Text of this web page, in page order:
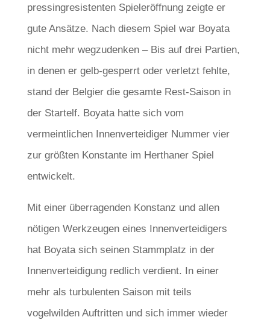
pressingresistenten Spieleröffnung zeigte er
gute Ansätze. Nach diesem Spiel war Boyata
nicht mehr wegzudenken – Bis auf drei Partien,
in denen er gelb-gesperrt oder verletzt fehlte,
stand der Belgier die gesamte Rest-Saison in
der Startelf. Boyata hatte sich vom
vermeintlichen Innenverteidiger Nummer vier
zur größten Konstante im Herthaner Spiel
entwickelt.
Mit einer überragenden Konstanz und allen
nötigen Werkzeugen eines Innenverteidigers
hat Boyata sich seinen Stammplatz in der
Innenverteidigung redlich verdient. In einer
mehr als turbulenten Saison mit teils
vogelwilden Auftritten und sich immer wieder